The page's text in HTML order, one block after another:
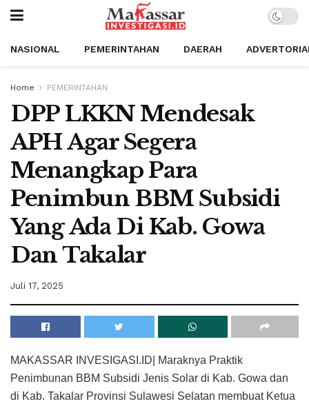
NASIONAL PEMERINTAHAN DAERAH
Home PEMERINTAHAN
DPP LKKN Mendesak
APH Agar Segera
Menangkap Para
Penimbun BBM Subsidi
Yang Ada Di Kab. Gowa
Dan Takalar
Juli 17, 2025
MAKASSAR INVESIGASI.ID| Maraknya Praktik
Penimbunan BBM Subsidi Jenis Solar di Kab. Gowa dan
di Kab. Takalar Provinsi Sulawesi Selatan membuat Ketua